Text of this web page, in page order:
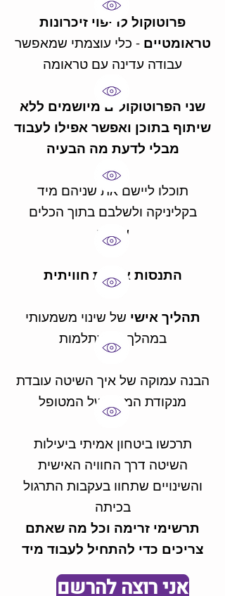
פרוטוקול לריפוי זיכרונות
טראומטיים - כלי עוצמתי שמאפשר
עבודה עדינה עם טראומה
שני הפרוטוקולים מיושמים ללא
שיתוף בתוכן ואפשר אפילו לעבוד
מבלי לדעת מה הבעיה
תוכלו ליישם את שניהם מיד
בקליניקה ולשלבם בתוך הכלים
שלכם
התנסות אישית חוויתית
תהליך אישי של שינוי משמעותי
במהלך ההשתלמות
הבנה עמוקה של איך השיטה עובדת
מנקודת המבט של המטופל
תרכשו ביטחון אמיתי ביעילות
השיטה דרך החוויה האישית
והשינויים שתחוו בעקבות התרגול
בכיתה
תרשימי זרימה וכל מה שאתם
צריכים כדי להתחיל לעבוד מיד
אני רוצה להרשם